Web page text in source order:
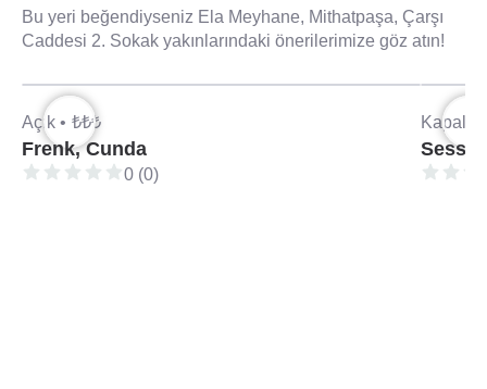
Bu yeri beğendiyseniz Ela Meyhane, Mithatpaşa, Çarşı
Caddesi 2. Sokak yakınlarındaki önerilerimize göz atın!
Açık • ₺₺₺
Frenk, Cunda
0 (0)
Kapalı •
Sess,